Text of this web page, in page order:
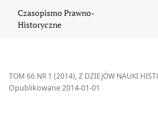
Czasopismo Prawno-
Historyczne
TOM 66 NR 1 (2014),Z DZIEJÓW NAUKI
Opublikowane 2014-01-01